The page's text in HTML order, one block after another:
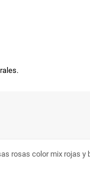
rosas color mix rojas y